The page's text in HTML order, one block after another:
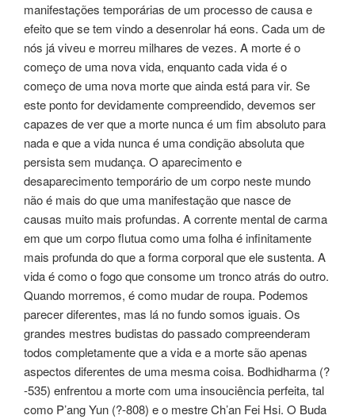
manifestações temporárias de um processo de causa e
efeito que se tem vindo a desenrolar há eons. Cada um de
nós já viveu e morreu milhares de vezes. A morte é o
começo de uma nova vida, enquanto cada vida é o
começo de uma nova morte que ainda está para vir. Se
este ponto for devidamente compreendido, devemos ser
capazes de ver que a morte nunca é um fim absoluto para
nada e que a vida nunca é uma condição absoluta que
persista sem mudança. O aparecimento e
desaparecimento temporário de um corpo neste mundo
não é mais do que uma manifestação que nasce de
causas muito mais profundas. A corrente mental de carma
em que um corpo flutua como uma folha é infinitamente
mais profunda do que a forma corporal que ele sustenta. A
vida é como o fogo que consome um tronco atrás do outro.
Quando morremos, é como mudar de roupa. Podemos
parecer diferentes, mas lá no fundo somos iguais. Os
grandes mestres budistas do passado compreenderam
todos completamente que a vida e a morte são apenas
aspectos diferentes de uma mesma coisa. Bodhidharma (?
-535) enfrentou a morte com uma insouciência perfeita, tal
como P’ang Yun (?-808) e o mestre Ch’an Fei Hsi. O Buda